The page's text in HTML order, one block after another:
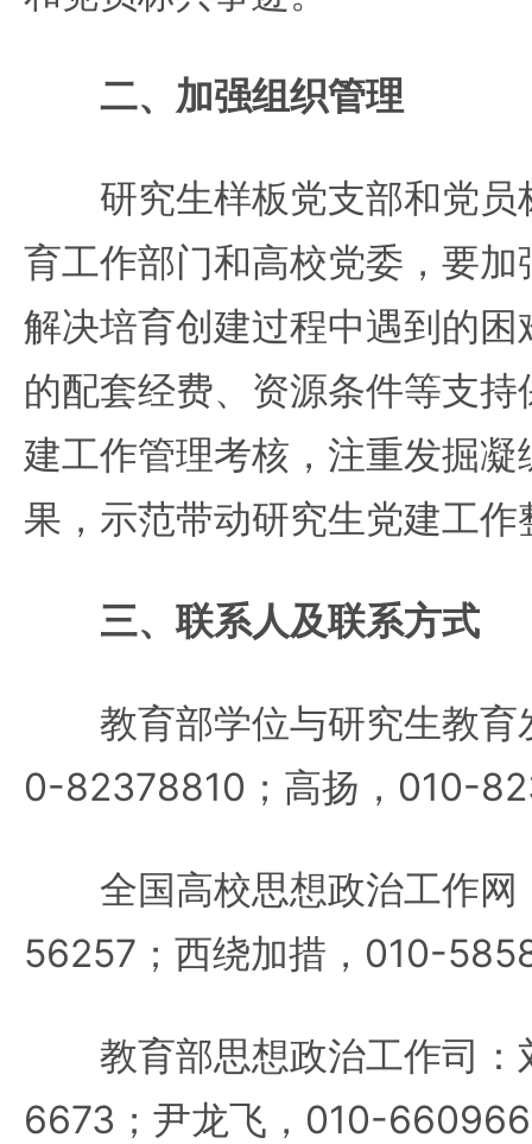
二、加强组织管理
研究生样板党支部和党员
育工作部门和高校党委，要
解决培育创建过程中遇到的
的配套经费、资源条件等支
建工作管理考核，注重发掘
果，示范带动研究生党建工作
三、联系人及联系方式
教育部学位与研究生教育
0-82378810；高扬，010-
全国高校思想政治工作网
56257；西绕加措，010-
教育部思想政治工作司：
6673；尹龙飞，010-